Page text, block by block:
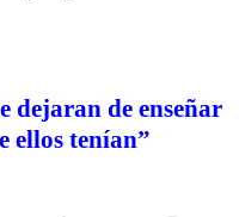
dejaran de enseñar
ellos tenían”